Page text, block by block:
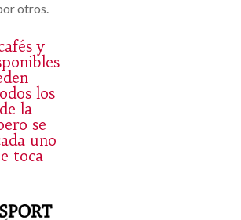
otros.
y
los
la
se
uno
toca